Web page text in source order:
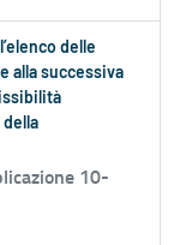
delle
alla successiva
della
10-